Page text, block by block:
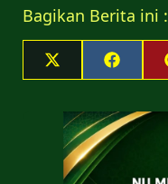
Bagikan Berita ini :